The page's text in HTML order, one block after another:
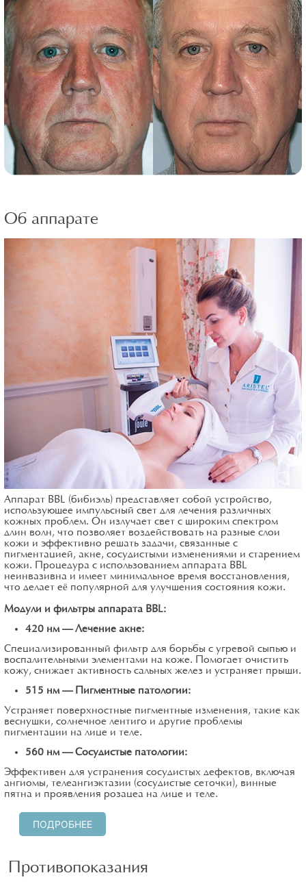
Об аппарате
Аппарат BBL (бибиэль) представляет собой устройство,
использующее импульсный свет для лечения различных
кожных проблем. Он излучает свет с широким спектром
длин волн, что позволяет воздействовать на разные слои
кожи и эффективно решать задачи, связанные с
пигментацией, акне, сосудистыми изменениями и старением
кожи. Процедура с использованием аппарата BBL
неинвазивна и имеет минимальное время восстановления,
что делает её популярной для улучшения состояния кожи.
Модули и фильтры аппарата BBL:
420 нм – Лечение акне:
Специализированный фильтр для борьбы с угревой сыпью и
воспалительными элементами на коже. Помогает очистить
кожу, снижает активность сальных желез и устраняет прыщи.
515 нм – Пигментные патологии:
Устраняет поверхностные пигментные изменения, такие как
веснушки, солнечное лентиго и другие проблемы
пигментации на лице и теле.
560 нм – Сосудистые патологии:
Эффективен для устранения сосудистых дефектов, включая
ангиомы, телеангиэктазии (сосудистые сеточки), винные
пятна и проявления розацеа на лице и теле.
ПОДРОБНЕЕ
Противопоказания